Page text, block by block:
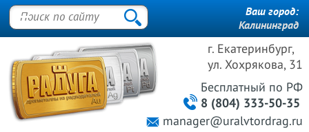
г. Екатеринбург,
ул. Хохрякова, 31
Бесплатный по РФ
8 (804) 333-50-35
manager@uralvtordrag.ru
Ваш город:
Калининград